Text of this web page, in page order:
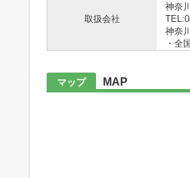
取扱会社
神奈
神奈
・全
マップ MAP